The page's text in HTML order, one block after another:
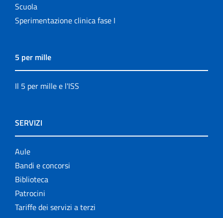
Scuola
Sperimentazione clinica fase I
5 per mille
Il 5 per mille e l'ISS
SERVIZI
Aule
Bandi e concorsi
Biblioteca
Patrocini
Tariffe dei servizi a terzi